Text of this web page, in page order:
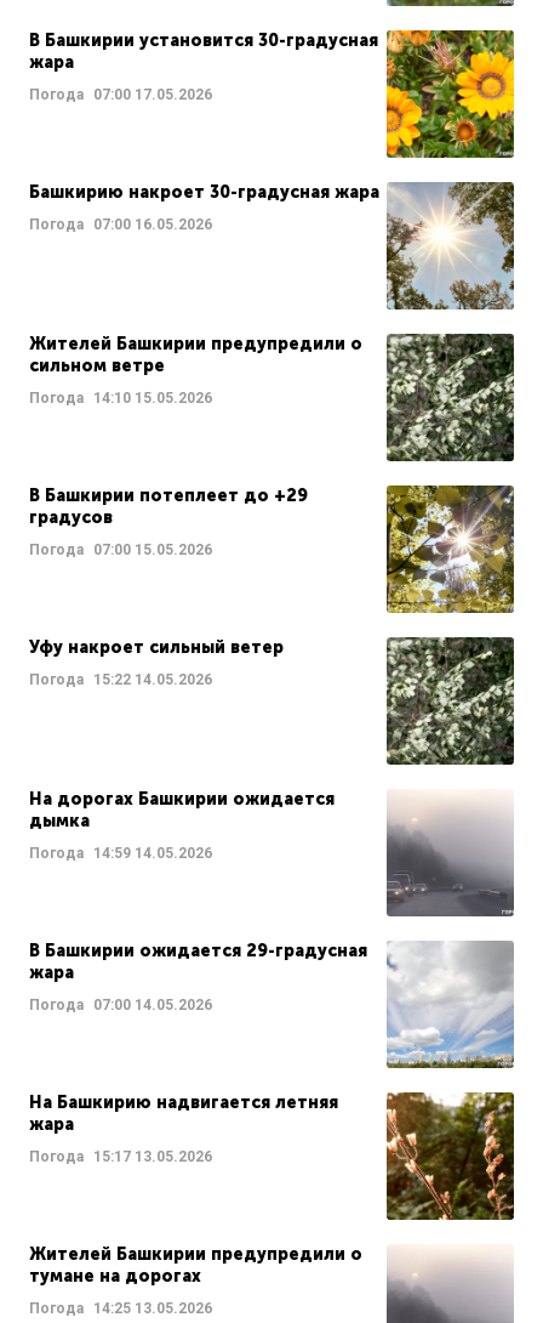
В Башкирии установится 30-градусная
жара
Погода 07:00 17.05.2026
Башкирию накроет 30-градусная жара
Погода 07:00 16.05.2026
Жителей Башкирии предупредили о
сильном ветре
Погода 14:10 15.05.2026
В Башкирии потеплеет до +29
градусов
Погода 07:00 15.05.2026
Уфу накроет сильный ветер
Погода 15:22 14.05.2026
На дорогах Башкирии ожидается
дымка
Погода 14:59 14.05.2026
В Башкирии ожидается 29-градусная
жара
Погода 07:00 14.05.2026
На Башкирию надвигается летняя
жара
Погода 15:17 13.05.2026
Жителей Башкирии предупредили о
тумане на дорогах
Погода 14:25 13.05.2026